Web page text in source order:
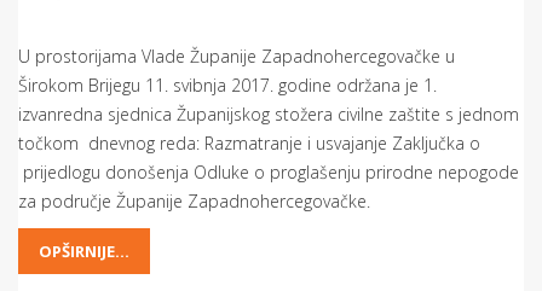
U prostorijama Vlade Županije Zapadnohercegovačke u
Širokom Brijegu 11. svibnja 2017. godine održana je 1.
izvanredna sjednica Županijskog stožera civilne zaštite s jednom
točkom dnevnog reda: Razmatranje i usvajanje Zaključka o
prijedlogu donošenja Odluke o proglašenju prirodne nepogode
za područje Županije Zapadnohercegovačke.
OPŠIRNIJE...